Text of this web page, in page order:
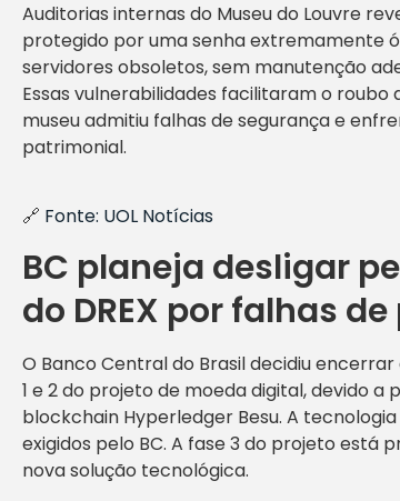
Auditorias internas do Museu do Louvre
protegido por uma senha extremamente
servidores obsoletos, sem manutenção
Essas vulnerabilidades facilitaram o
museu admitiu falhas de segurança e
patrimonial.
🔗 Fonte: UOL Notícias
BC planeja desligar
do DREX por falhas
O Banco Central do Brasil decidiu
1 e 2 do projeto de moeda digital, devido
blockchain Hyperledger Besu. A
exigidos pelo BC. A fase 3 do projeto está
nova solução tecnológica.